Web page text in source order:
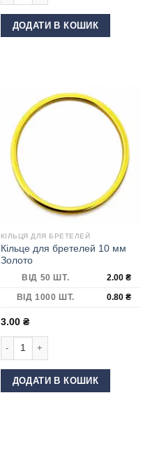
ДОДАТИ В КОШИК
КІЛЬЦЯ ДЛЯ БРЕТЕЛЕЙ
Кільце для бретелей 10 мм
Золото
ВІД 50 ШТ. 2.00₴
ВІД 1000 ШТ.
0.80₴
3.00 ₴
ДОДАТИ В КОШИК